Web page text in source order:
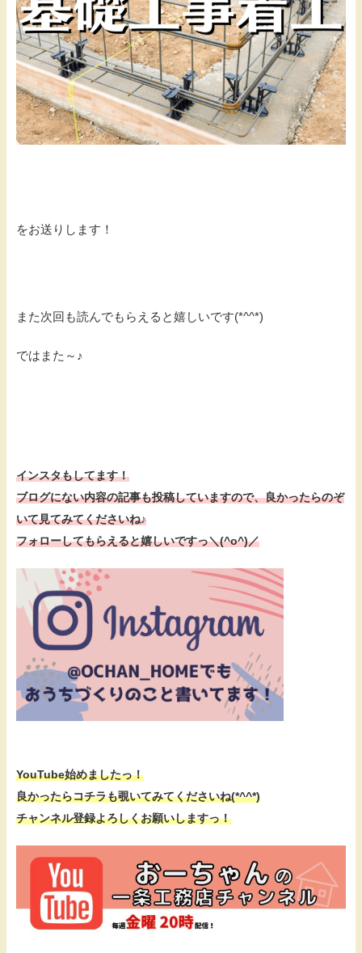
をお送りします！
また次回も読んでもらえると嬉しいです(*^^*)
ではまた～♪
インスタもしてます！
ブログにない内容の記事も投稿していますので、良かったらのぞ
いて見てみてくださいね♪
フォローしてもらえると嬉しいですっ＼(^o^)／
YouTube始めましたっ！
良かったらコチラも覗いてみてくださいね(*^^*)
チャンネル登録よろしくお願いしますっ！